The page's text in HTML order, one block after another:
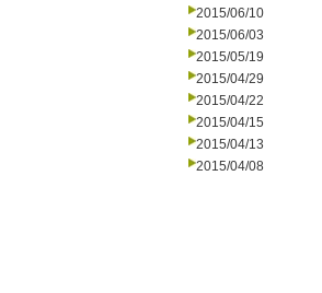
2015/06/10
2015/06/03
2015/05/19
2015/04/29
2015/04/22
2015/04/15
2015/04/13
2015/04/08